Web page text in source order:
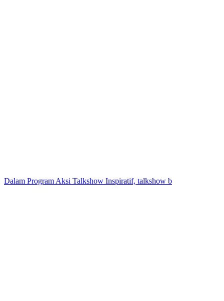
Dalam Program Aksi Talkshow Inspiratif, talkshow b